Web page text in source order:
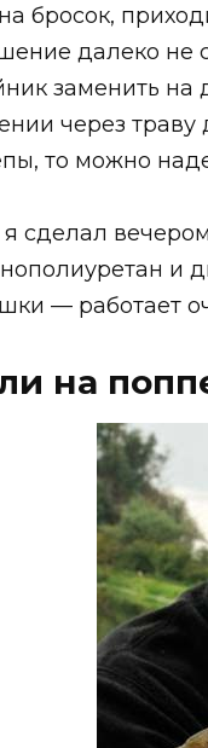
бросок,
далеко не
заменить
через
то можно
сделал
и
— работает
на